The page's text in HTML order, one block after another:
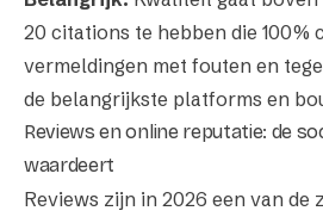
20 citations te hebben die 100%
vermeldingen met fouten en
de belangrijkste platforms en
Reviews en online reputatie: de
waardeert
Reviews zijn in 2026 een van